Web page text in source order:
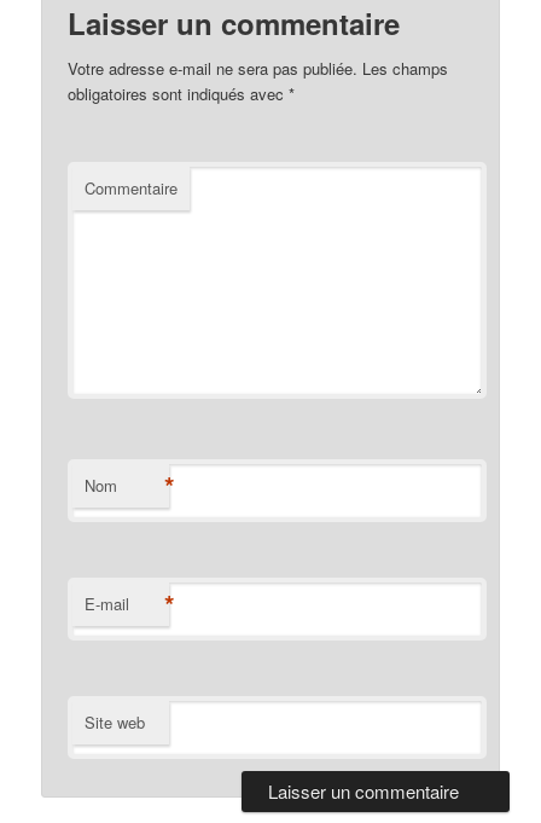
Laisser un commentaire
Votre adresse e-mail ne sera pas publiée. Les champs
obligatoires sont indiqués avec*
Commentaire
Nom *
E-mail *
Site web